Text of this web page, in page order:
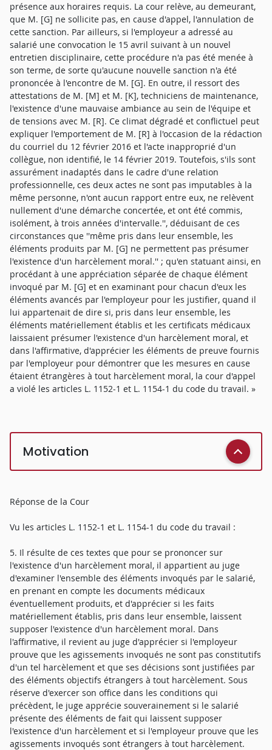
présence aux horaires requis. La cour relève, au demeurant,
que M. [G] ne sollicite pas, en cause d'appel, l'annulation de
cette sanction. Par ailleurs, si l'employeur a adressé au
salarié une convocation le 15 avril suivant à un nouvel
entretien disciplinaire, cette procédure n'a pas été menée à
son terme, de sorte qu'aucune nouvelle sanction n'a été
prononcée à l'encontre de M. [G]. En outre, il ressort des
attestations de M. [M] et M. [K], techniciens de maintenance,
l'existence d'une mauvaise ambiance au sein de l'équipe et
de tensions avec M. [R]. Ce climat dégradé et conflictuel peut
expliquer l'emportement de M. [R] à l'occasion de la rédaction
du courriel du 12 février 2016 et l'acte inapproprié d'un
collègue, non identifié, le 14 février 2019. Toutefois, s'ils sont
assurément inadaptés dans le cadre d'une relation
professionnelle, ces deux actes ne sont pas imputables à la
même personne, n'ont aucun rapport entre eux, ne relèvent
nullement d'une démarche concertée, et ont été commis,
isolément, à trois années d'intervalle.'', déduisant de ces
circonstances que ''même pris dans leur ensemble, les
éléments produits par M. [G] ne permettent pas présumer
l'existence d'un harcèlement moral.'' ; qu'en statuant ainsi, en
procédant à une appréciation séparée de chaque élément
invoqué par M. [G] et en examinant pour chacun d'eux les
éléments avancés par l'employeur pour les justifier, quand il
lui appartenait de dire si, pris dans leur ensemble, les
éléments matériellement établis et les certificats médicaux
laissaient présumer l'existence d'un harcèlement moral, et
dans l'affirmative, d'apprécier les éléments de preuve fournis
par l'employeur pour démontrer que les mesures en cause
étaient étrangères à tout harcèlement moral, la cour d'appel
a violé les articles L. 1152-1 et L. 1154-1 du code du travail. »
Motivation
Réponse de la Cour
Vu les articles L. 1152-1 et L. 1154-1 du code du travail :
5. Il résulte de ces textes que pour se prononcer sur
l'existence d'un harcèlement moral, il appartient au juge
d'examiner l'ensemble des éléments invoqués par le salarié,
en prenant en compte les documents médicaux
éventuellement produits, et d'apprécier si les faits
matériellement établis, pris dans leur ensemble, laissent
supposer l'existence d'un harcèlement moral. Dans
l'affirmative, il revient au juge d'apprécier si l'employeur
prouve que les agissements invoqués ne sont pas constitutifs
d'un tel harcèlement et que ses décisions sont justifiées par
des éléments objectifs étrangers à tout harcèlement. Sous
réserve d'exercer son office dans les conditions qui
précèdent, le juge apprécie souverainement si le salarié
présente des éléments de fait qui laissent supposer
l'existence d'un harcèlement et si l'employeur prouve que les
agissements invoqués sont étrangers à tout harcèlement.